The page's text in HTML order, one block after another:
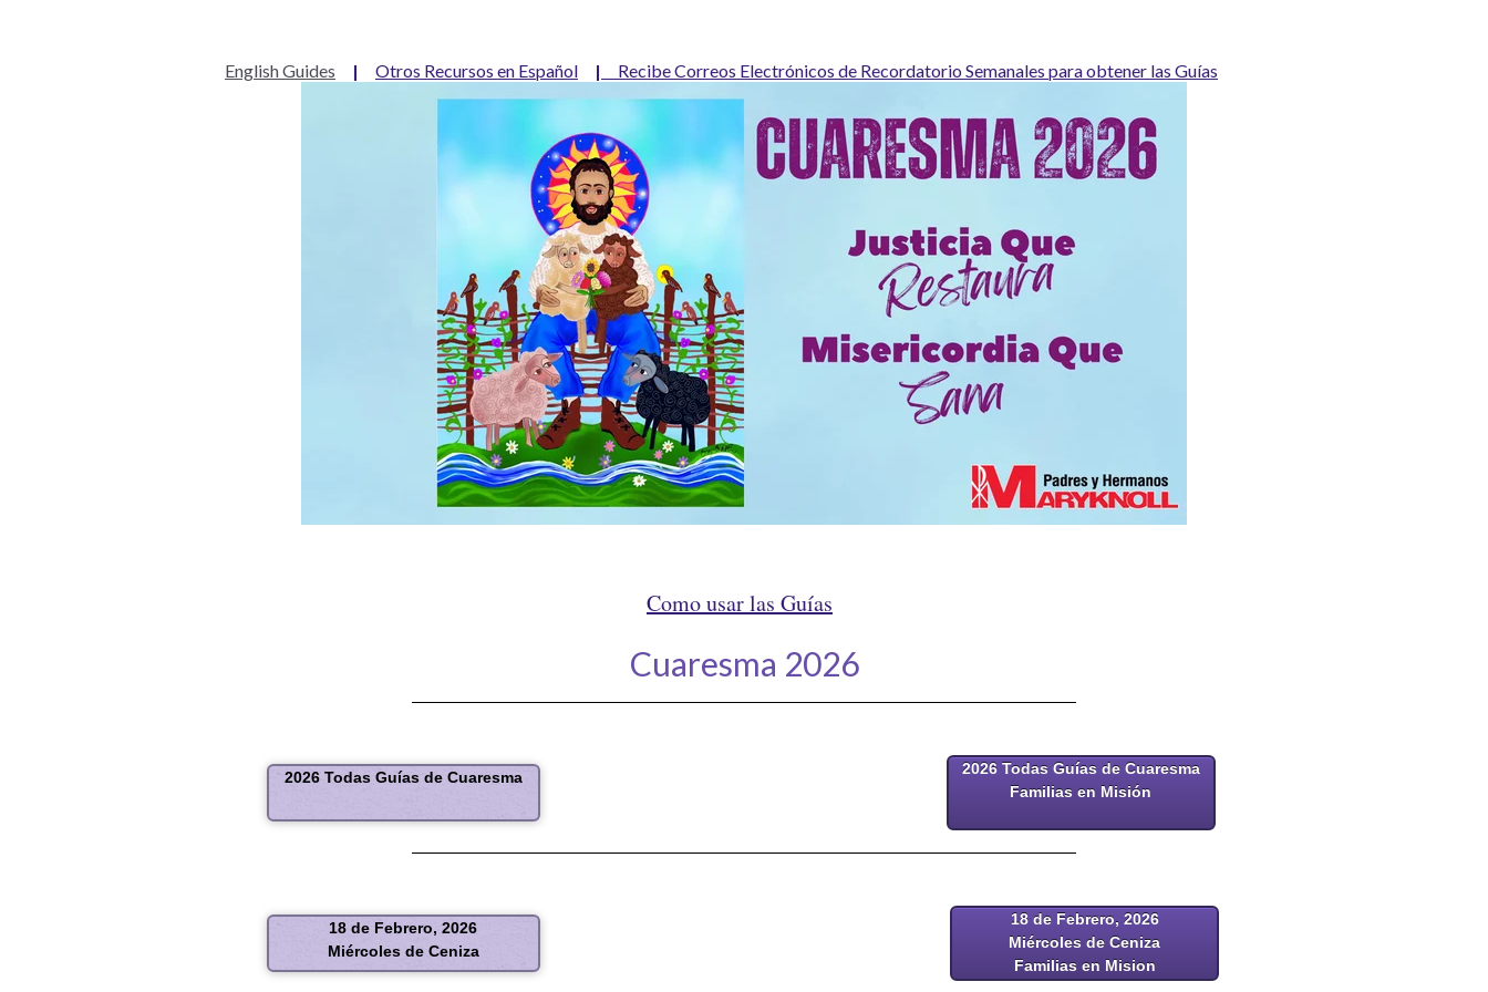
English Guides | Otros Recursos en Español | Recibe Correos Electrónicos de Recordatorio Semanales para obtener las Guías
Como usar las Guías
Cuaresma 2026
2026 Todas Guías de Cuaresma
2026 Todas Guías de Cuaresma
Familias en Misión
18 de Febrero, 2026
Miércoles de Ceniza
18 de Febrero, 2026
Miércoles de Ceniza
Familias en Mision